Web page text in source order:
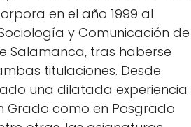
en el año 1999 al
y Comunicación de
Salamanca, tras haberse
titulaciones. Desde
una dilatada experiencia
Grado como en Posgrado